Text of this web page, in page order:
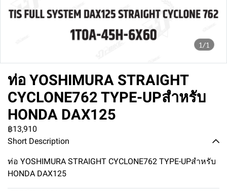
1/1
ท่อ YOSHIMURA STRAIGHT
CYCLONE762 TYPE-UPสำหรับ
HONDA DAX125
฿13,910
Short Description
ท่อ YOSHIMURA STRAIGHT CYCLONE762 TYPE-UPสำหรับ
HONDA DAX125